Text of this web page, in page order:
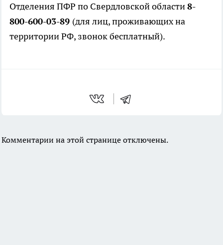
Отделения ПФР по Свердловской области8-
800-600-03-89 (для лиц, проживающих на
территории РФ, звонок бесплатный).
Комментарии на этой странице отключены.